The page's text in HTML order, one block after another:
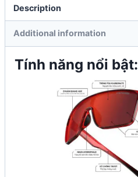
Description
Additional information
Tính năng nổi bật: